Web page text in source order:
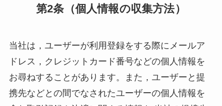
第2条（個人情報の収集方法）
当社は，ユーザーが利用登録をする際にメールア
ドレス，クレジットカード番号などの個人情報を
お尋ねすることがあります。また，ユーザーと提
携先などとの間でなされたユーザーの個人情報を